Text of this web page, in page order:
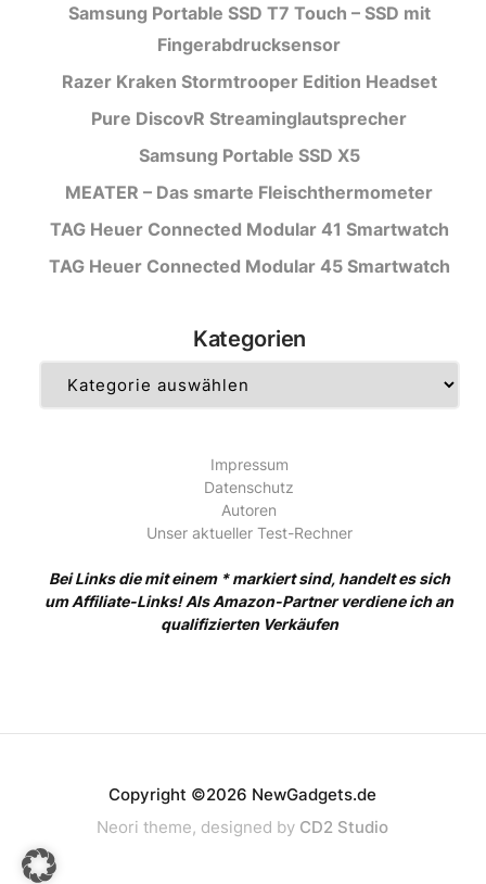
Samsung Portable SSD T7 Touch – SSD mit
Fingerabdrucksensor
Razer Kraken Stormtrooper Edition Headset
Pure DiscovR Streaminglautsprecher
Samsung Portable SSD X5
MEATER – Das smarte Fleischthermometer
TAG Heuer Connected Modular 41 Smartwatch
TAG Heuer Connected Modular 45 Smartwatch
Kategorien
Impressum
Datenschutz
Autoren
Unser aktueller Test-Rechner
Bei Links die mit einem * markiert sind, handelt es sich
um Affiliate-Links! Als Amazon-Partner verdiene ich an
qualifizierten Verkäufen
Copyright ©2026 NewGadgets.de
Neori theme, designed by CD2 Studio